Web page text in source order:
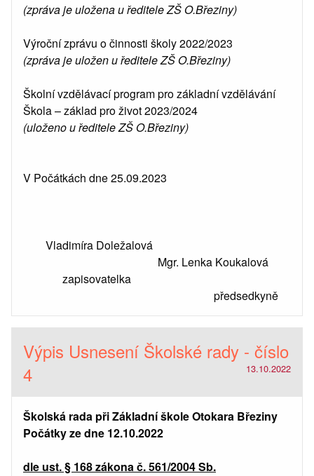
(zpráva je uložena u ředitele ZŠ O.Březiny)
Výroční zprávu o činnosti školy 2022/2023
(zpráva je uložen u ředitele ZŠ O.Březiny)
Školní vzdělávací program pro základní vzdělávání
Škola – základ pro život 2023/2024
(uloženo u ředitele ZŠ O.Březiny)
V Počátkách dne 25.09.2023
Vladimíra Doležalová
Mgr. Lenka Koukalová
zapisovatelka
předsedkyně
Výpis Usnesení Školské rady - číslo
4
13.10.2022
Školská rada při Základní škole Otokara Březiny
Počátky ze dne 12.10.2022
dle ust. § 168 zákona č. 561/2004 Sb.